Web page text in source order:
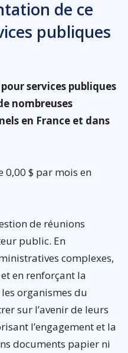
de ce
publiques
services publiques
nombreuses
en France et dans
0,00 $ par mois en
de réunions
public. En
complexes,
en renforçant la
organismes du
sur l’avenir de leurs
l’engagement et la
documents papier ni